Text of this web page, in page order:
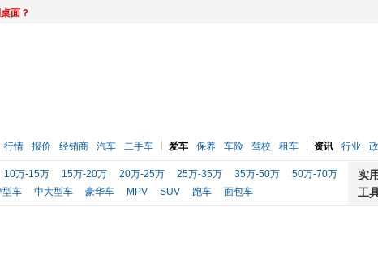
面？
行情 报价 经销商 汽车 二手车 爱车 保养 车险 驾校 租车 资讯 行业
10万-15万 15万-20万 20万-25万 25万-35万 35万-50万
50万-70万
型车 中大型车 豪华车 MPV SUV 跑车 面包车
实用
工